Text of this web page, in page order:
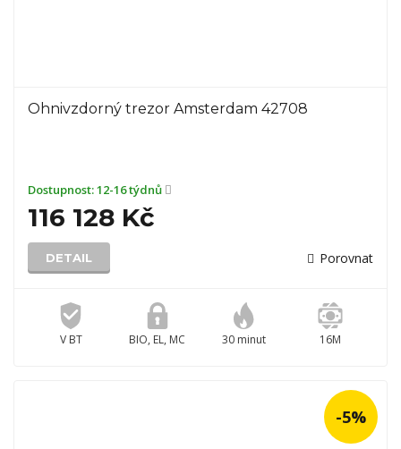
Ohnivzdorný trezor Amsterdam 42708
Dostupnost:12-16 týdnů
116 128 Kč
DETAIL Porovnat
V BT BIO, EL, MC 30 minut 16M
-5%